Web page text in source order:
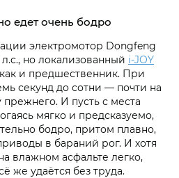
едет очень бодро
электромотор Dongfeng
но локализованный i‑JOY
и предшественник. При
секунд до сотни — почти на
И пусть с места
мягко и предсказуемо,
бодро, притом плавно,
в бараний рог. И хотя
влажном асфальте легко,
же удаётся без труда.